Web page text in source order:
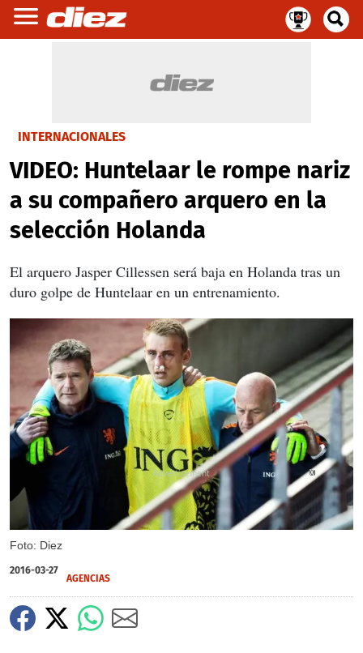
INTERNACIONALES
VIDEO: Huntelaar le rompe nariz
a su compañero arquero en la
selección Holanda
El arquero Jasper Cillessen será baja en Holanda tras un
duro golpe de Huntelaar en un entrenamiento.
Foto: Diez
X
2016-03-27
AGENCIAS